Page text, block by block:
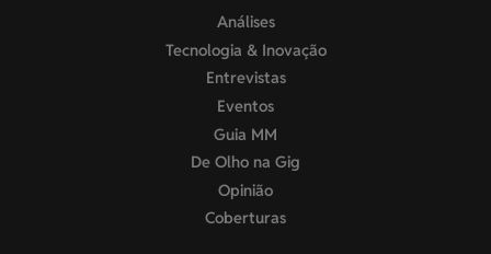
Análises
Tecnologia & Inovação
Entrevistas
Eventos
Guia MM
De Olho na Gig
Opinião
Coberturas